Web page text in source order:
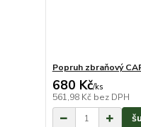
Popruh zbraňový
680 Kč/ks
561,98 Kč bez DPH